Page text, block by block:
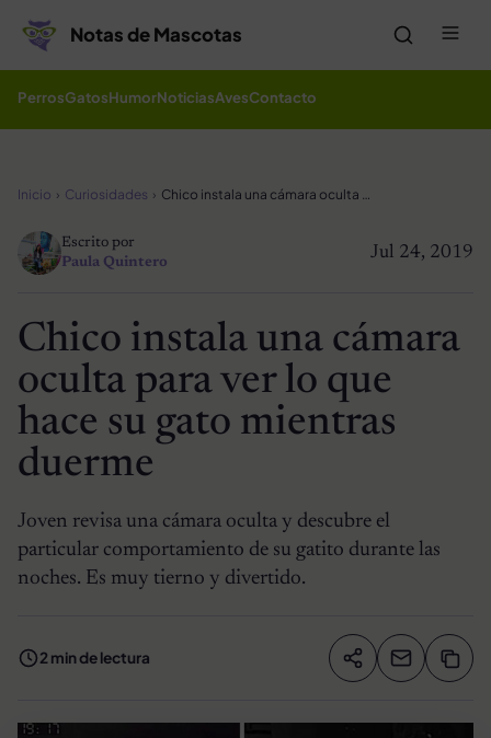
Notas de Mascotas
PerrosGatosHumorNoticiasAvesContacto
Inicio Curiosidades Chico instala una cámara oculta para ver lo que hace su gato mientras duerme
Jul 24, 2019
Escrito por
Paula Quintero
Chico instala una cámara
oculta para ver lo que
hace su gato mientras
duerme
Joven revisa una cámara oculta y descubre el
particular comportamiento de su gatito durante las
noches. Es muy tierno y divertido.
2 min de lectura Compartir